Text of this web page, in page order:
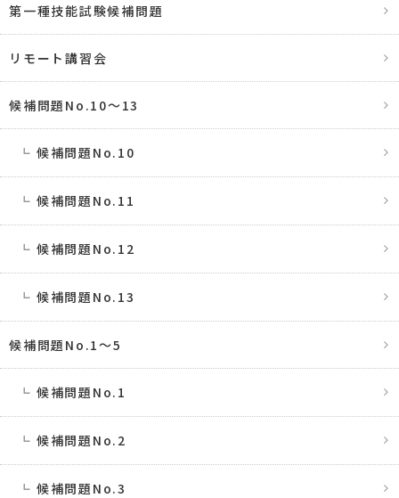
第一種技能試験候補問題
リモート講習会
候補問題No.10〜13
候補問題No.10
候補問題No.11
候補問題No.12
候補問題No.13
候補問題No.1〜5
候補問題No.1
候補問題No.2
候補問題No.3